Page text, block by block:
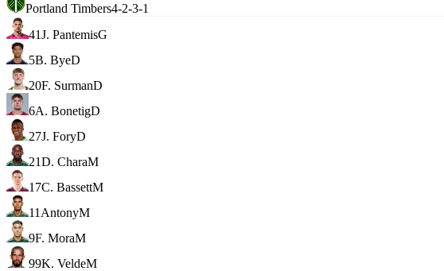
Portland Timbers4-2-3-1
41J. PantemisG
5B. ByeD
20F. SurmanD
6A. BonetigD
27J. ForyD
21D. CharaM
17C. BassettM
11 AntonyM
9F. MoraM
99K. VeldeM